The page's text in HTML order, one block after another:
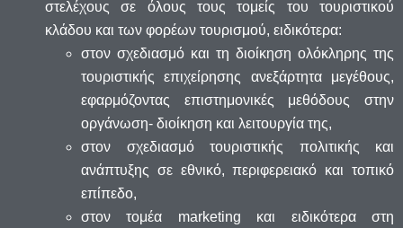
στελέχους σε όλους τους τομείς του τουριστικού
κλάδου και των φορέων τουρισμού, ειδικότερα:
στον σχεδιασμό και τη διοίκηση ολόκληρης της
τουριστικής επιχείρησης ανεξάρτητα μεγέθους,
εφαρμόζοντας επιστημονικές μεθόδους στην
οργάνωση- διοίκηση και λειτουργία της,
στον σχεδιασμό τουριστικής πολιτικής και
ανάπτυξης σε εθνικό, περιφερειακό και τοπικό
επίπεδο,
στον τομέα marketing και ειδικότερα στη